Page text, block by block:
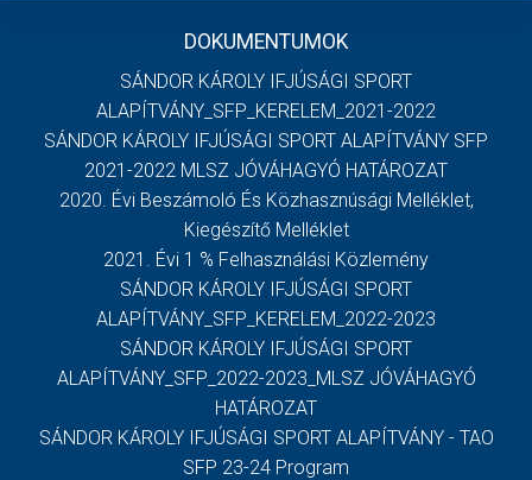
DOKUMENTUMOK
SÁNDOR KÁROLY IFJÚSÁGI SPORT
ALAPÍTVÁNY_SFP_KERELEM_2021-2022
SÁNDOR KÁROLY IFJÚSÁGI SPORT ALAPÍTVÁNY SFP
2021-2022 MLSZ JÓVÁHAGYÓ HATÁROZAT
2020. Évi Beszámoló És Közhasznúsági Melléklet,
Kiegészítő Melléklet
2021. Évi 1 % Felhasználási Közlemény
SÁNDOR KÁROLY IFJÚSÁGI SPORT
ALAPÍTVÁNY_SFP_KERELEM_2022-2023
SÁNDOR KÁROLY IFJÚSÁGI SPORT
ALAPÍTVÁNY_SFP_2022-2023_MLSZ JÓVÁHAGYÓ
HATÁROZAT
SÁNDOR KÁROLY IFJÚSÁGI SPORT ALAPÍTVÁNY - TAO
SFP 23-24 Program